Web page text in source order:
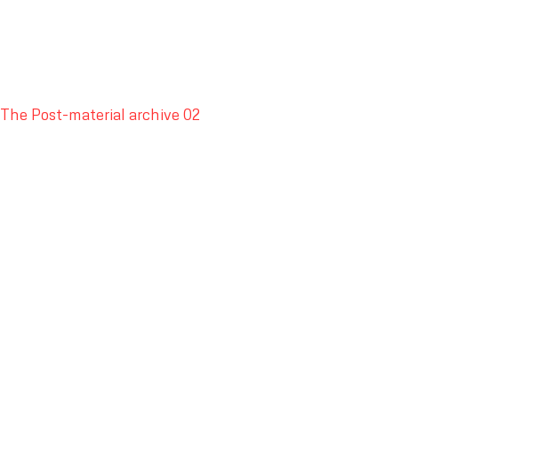
The Post-material archive 02